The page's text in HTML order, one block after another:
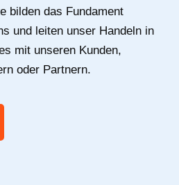
bilden das Fundament
und leiten unser Handeln in
mit unseren Kunden,
oder Partnern.